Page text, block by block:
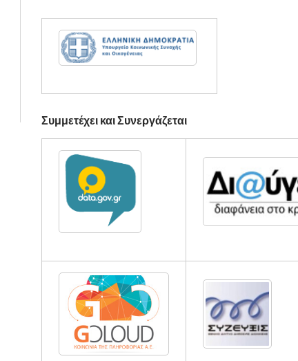
Συμμετέχει και Συνεργάζεται